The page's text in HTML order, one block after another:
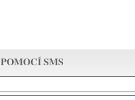
SMS